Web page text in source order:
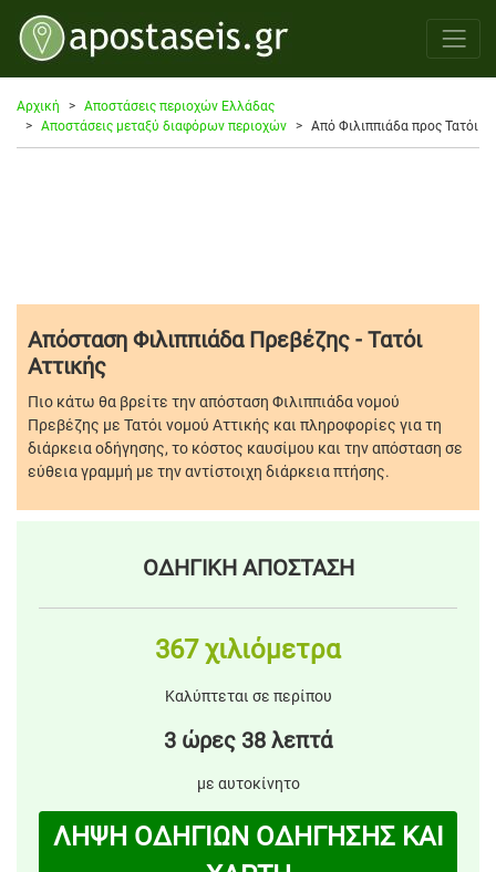
Αρχική
Αποστάσεις περιοχών Ελλάδας
Αποστάσεις μεταξύ διαφόρων περιοχών
Από Φιλιππιάδα προς Τατόι
Απόσταση Φιλιππιάδα Πρεβέζης - Τατόι
Αττικής
Πιο κάτω θα βρείτε την απόσταση Φιλιππιάδα νομού
Πρεβέζης με Τατόι νομού Αττικής και πληροφορίες για τη
διάρκεια οδήγησης, το κόστος καυσίμου και την απόσταση σε
εύθεια γραμμή με την αντίστοιχη διάρκεια πτήσης.
ΟΔΗΓΙΚΗ ΑΠΟΣΤΑΣΗ
367 χιλιόμετρα
Καλύπτεται σε περίπου
3 ώρες 38 λεπτά
με αυτοκίνητο
ΛΗΨΗ ΟΔΗΓΙΩΝ ΟΔΗΓΗΣΗΣ ΚΑΙ